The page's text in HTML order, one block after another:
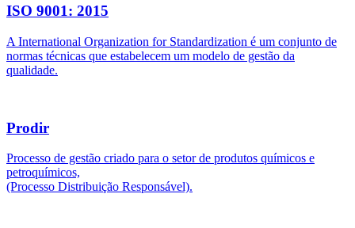
ISO 9001: 2015
A International Organization for Standardization é um conjunto de
normas técnicas que estabelecem um modelo de gestão da
qualidade.
Prodir
Processo de gestão criado para o setor de produtos químicos e
petroquímicos,
(Processo Distribuição Responsável).